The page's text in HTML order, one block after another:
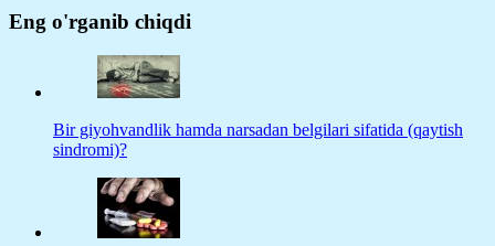
Eng o'rganib chiqdi
Bir giyohvandlik hamda narsadan belgilari sifatida (qaytish
sindromi)?